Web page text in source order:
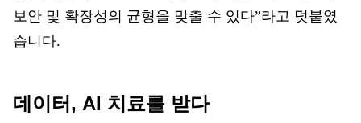
보안 및 확장성의 균형을 맞출 수 있다”라고 덧붙였
습니다.
데이터, AI 치료를 받다